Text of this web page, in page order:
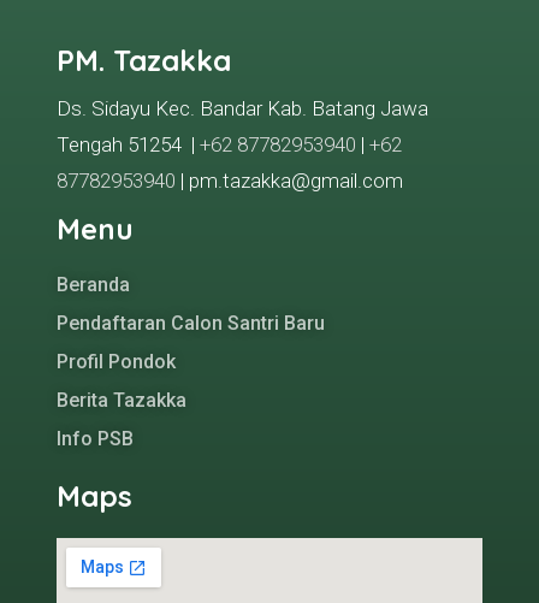
PM. Tazakka
Ds. Sidayu Kec. Bandar Kab. Batang Jawa
Tengah 51254 | +62 87782953940 | +62
87782953940 | pm.tazakka@gmail.com
Menu
Beranda
Pendaftaran Calon Santri Baru
Profil Pondok
Berita Tazakka
Info PSB
Maps